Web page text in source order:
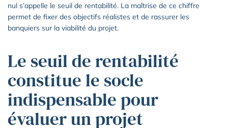
nul s’appelle le seuil de rentabilité. La maîtrise de ce chiffre
permet de fixer des objectifs réalistes et de rassurer les
banquiers sur la viabilité du projet.
Le seuil de rentabilité
constitue le socle
indispensable pour
évaluer un projet